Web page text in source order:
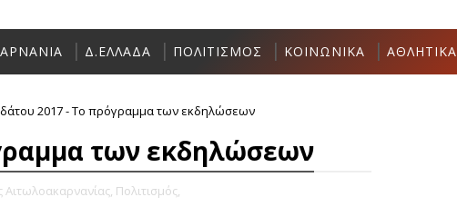
Δ.ΕΛΛΑΔΑ ΠΟΛΙΤΙΣΜΟΣ ΚΟΙΝΩΝΙΚΑ ΑΘΛΗΤΙΚΑ
2017 - Το πρόγραμμα των εκδηλώσεων
των εκδηλώσεων
Αιτωλοακαρνανίας, Πολιτισμός,